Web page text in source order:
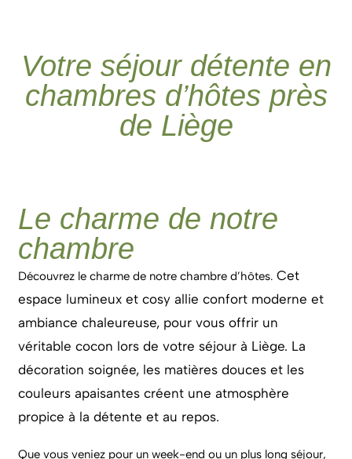
Votre séjour détente en
chambres d’hôtes près
de Liège
Le charme de notre
chambre
Découvrez le charme de notre chambre d’hôtes. Cet
espace lumineux et cosy allie confort moderne et
ambiance chaleureuse, pour vous offrir un
véritable cocon lors de votre séjour à Liège. La
décoration soignée, les matières douces et les
couleurs apaisantes créent une atmosphère
propice à la détente et au repos.
Que vous veniez pour un week-end ou un plus long séjour,